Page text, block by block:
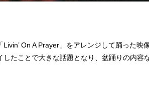
Livin’ On A Prayer」をアレンジして踊った
したことで大きな話題となり、盆踊りの内容